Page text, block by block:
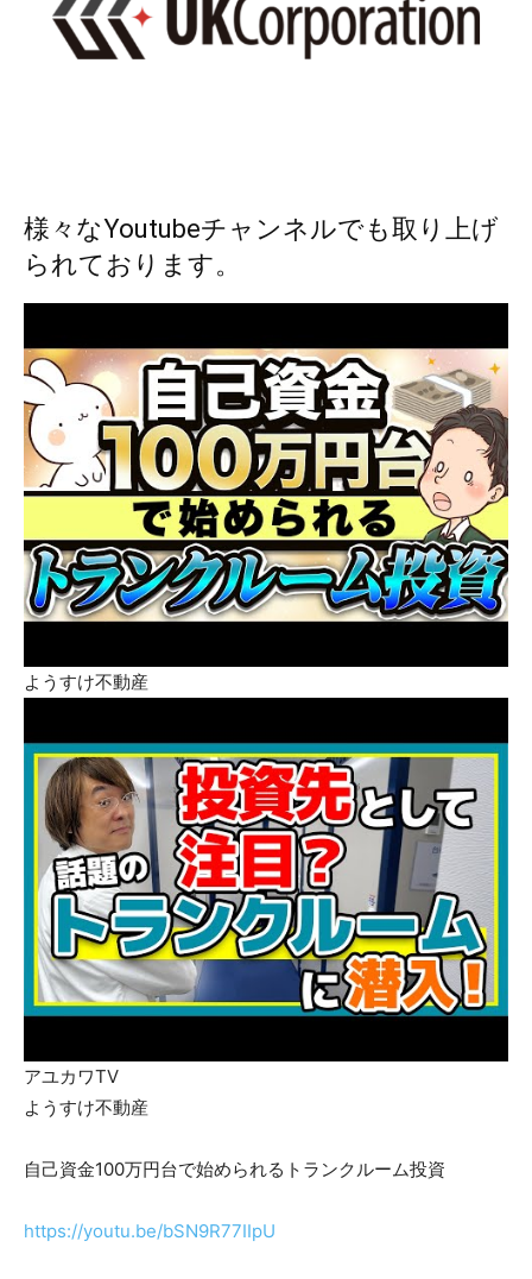
様々なYoutubeチャンネルでも取り上げ
られております。
ようすけ不動産
アユカワTV
ようすけ不動産
自己資金100万円台で始められるトランクルーム投資
https://youtu.be/bSN9R77IIpU